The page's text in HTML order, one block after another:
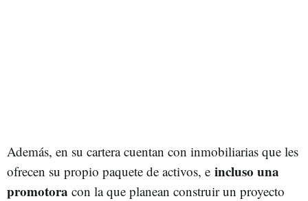
Además, en su cartera cuentan con inmobiliarias que les
ofrecen su propio paquete de activos, e incluso una
promotora con la que planean construir un proyecto